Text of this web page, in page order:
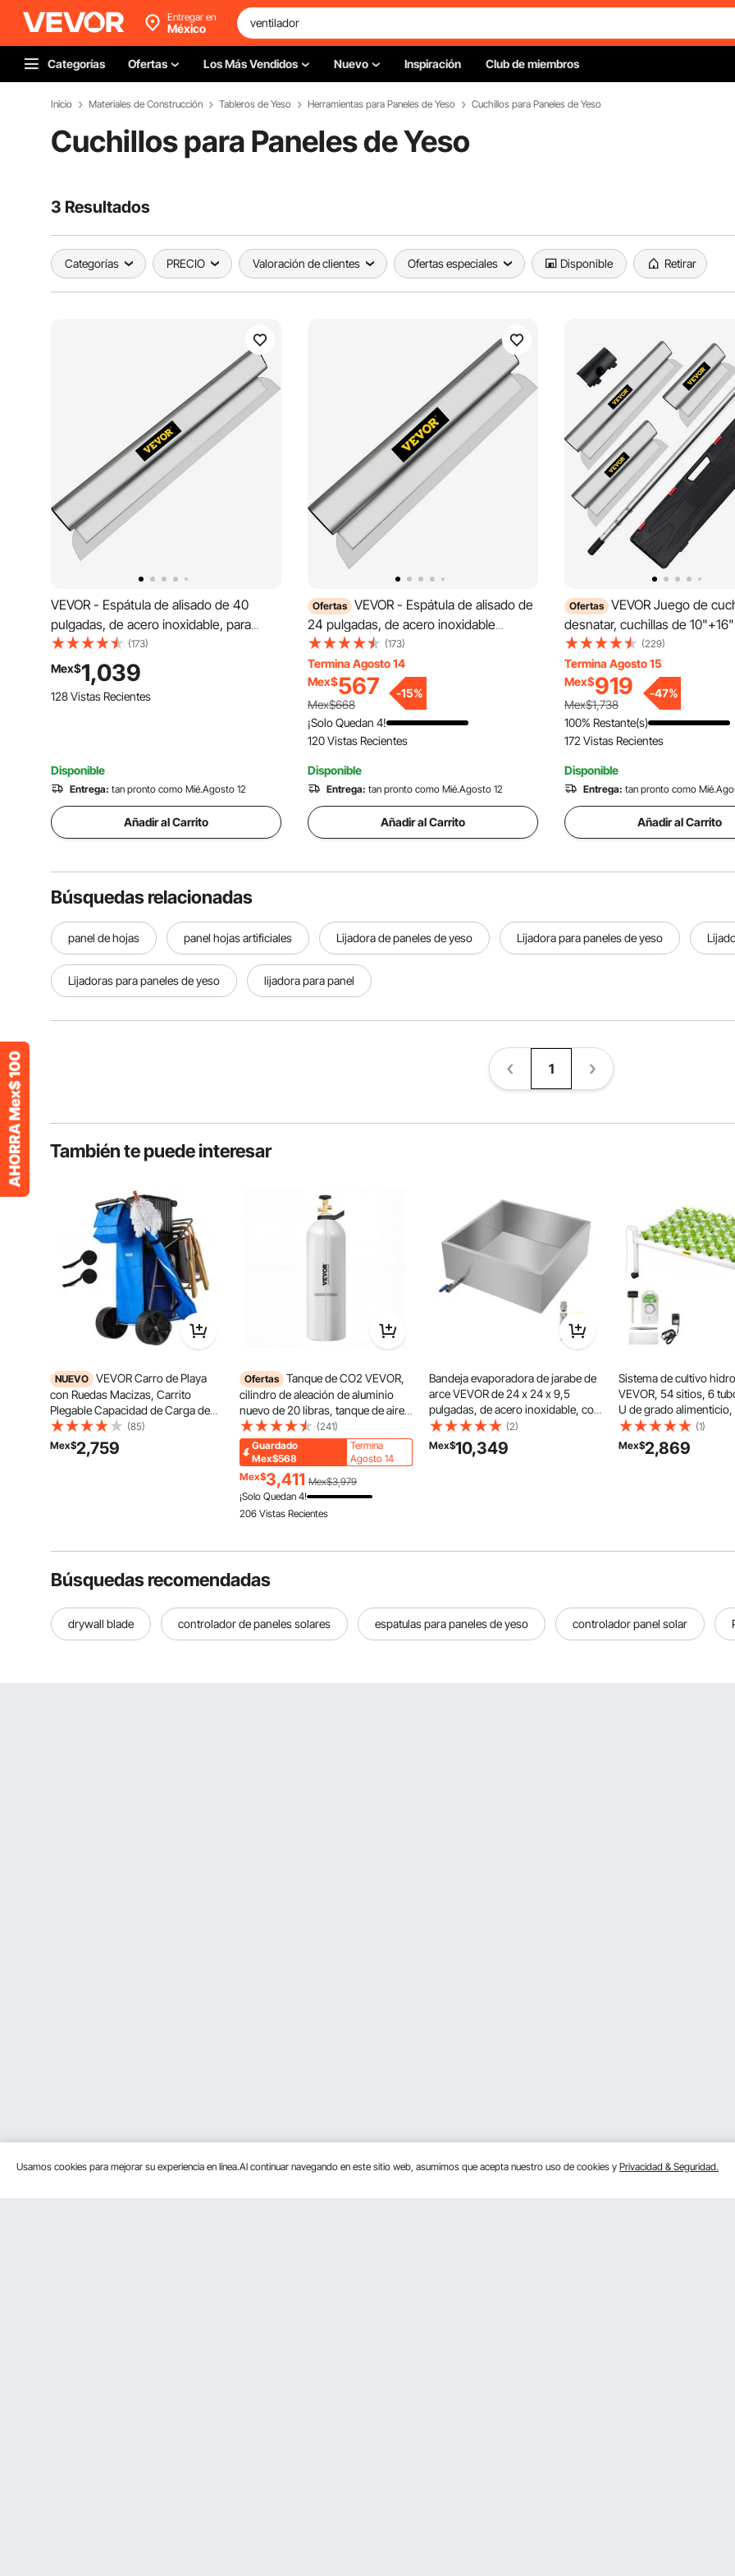
Entregar en
México
Categorías Ofertas Los Más Vendidos Nuevo Inspiración Club de miembros
Inicio Materiales de Construcción Tableros de Yeso Herramientas para Paneles de Yeso Cuchillos para Paneles de Yeso
Cuchillos para Paneles de Yeso
3 Resultados
Categorías PRECIO Valoración de clientes Ofertas especiales Disponible Retirar
VEVOR - Espátula de alisado de 40
pulgadas, de acero inoxidable, para
construcción europea, con hoja de
aluminio para alisar perfiles de yeso,
paneles de yeso y placas de pared.
(173)
Mex$1,039
128 Vistas Recientes
Disponible
Entrega: tan pronto como Mié.Agosto 12
Añadir al Carrito
Ofertas VEVOR - Espátula de alisado de
24 pulgadas, de acero inoxidable
europeo, con perfil de aluminio para
yeso, paneles de yeso y placas de
pared.
(173)
Termina Agosto 14
Mex$567
Mex$668
-15%
¡Solo Quedan 4!
120 Vistas Recientes
Disponible
Entrega: tan pronto como Mié.Agosto 12
Añadir al Carrito
Ofertas VEVOR Juego de
desnatar, cuchillas de
mango de extensión de 35"-
cuchillo de construcción
acero inoxidable, perfil de hoja
aluminio, espátula para alisar y
para yeso/paneles de yeso/
pared
(229)
Termina Agosto 15
Mex$919
Mex$1,738
-47%
100% Restante(s)
172 Vistas Recientes
Disponible
Entrega: tan pronto como
Añadir al Carrito
Búsquedas relacionadas
panel de hojas panel hojas artificiales Lijadora de paneles de yeso Lijadora para paneles de yeso
Lijadoras para paneles de yeso lijadora para panel
1
También te puede interesar
NUEVO VEVOR Carro de Playa
con Ruedas Macizas, Carrito
Plegable Capacidad de Carga de
75 kg, con Bolsa Térmica, Soporte
para Sombrilla, Marco de Acero,
para Camping, Pesca, Eventos
(85)
Mex$2,759
Ofertas Tanque de CO2 VEVOR,
cilindro de aleación de aluminio
nuevo de 20 libras, tanque de aire
de CO2 con revestimiento de
pulverización ligero, válvula
CGA320, manija y sifón de cobre
morado, cilindro aprobado por
DOT para dispensar cerveza de
barril y hacer refrescos
(241)
Guardado
Mex$568
Termina
Agosto 14
Mex$3,411 Mex$3,979
¡Solo Quedan 4!
206 Vistas Recientes
Bandeja evaporadora de jarabe de
arce VEVOR de 24 x 24 x 9,5
pulgadas, de acero inoxidable, con
válvula
(2)
Mex$10,349
Sistema de cultivo
VEVOR, 54 sitios, 6
U de grado alimenticio,
plantación interior de 1
bomba de agua,
cesta nido y esponja
(1)
Mex$2,869
Búsquedas recomendadas
drywall blade controlador de paneles solares espatulas para paneles de yeso controlador panel solar
Usamos cookies para mejorar su experiencia en línea.Al continuar navegando en este sitio web, asumimos que acepta nuestro uso de cookies y Privacidad & Seguridad.